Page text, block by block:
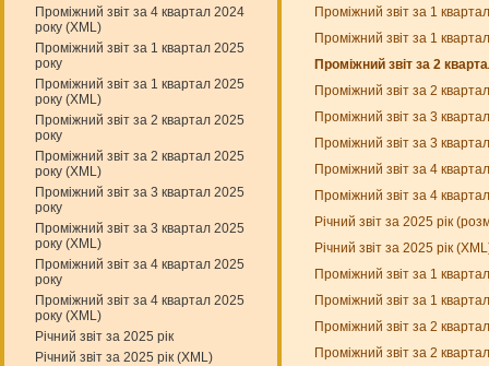
Проміжний звіт за 4 квартал 2024
року (XML)
Проміжний звіт за 1 квартал 2025
року
Проміжний звіт за 1 квартал 2025
року (XML)
Проміжний звіт за 2 квартал 2025
року
Проміжний звіт за 2 квартал 2025
року (XML)
Проміжний звіт за 3 квартал 2025
року
Проміжний звіт за 3 квартал 2025
року (XML)
Проміжний звіт за 4 квартал 2025
року
Проміжний звіт за 4 квартал 2025
року (XML)
Річний звіт за 2025 рік
Річний звіт за 2025 рік (XML)
Проміжний звіт за 1
Проміжний звіт за 1
Проміжний звіт за 2
Проміжний звіт за 2
Проміжний звіт за 3
Проміжний звіт за 3
Проміжний звіт за 4
Проміжний звіт за 4
Річний звіт за 2025 рік
Річний звіт за 2025 рік
Проміжний звіт за 1
Проміжний звіт за 1
Проміжний звіт за 2
Проміжний звіт за 2